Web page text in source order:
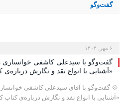
گفت‌وگو
۶ مهر, ۱۴۰۴
گفت‌وگو با سیدعلی کاشفی خوانساری
«آشنایی با انواع نقد و نگارش
💠 گفت‌و‌گو با آقای سیدعلی کاشفی
«آشنایی با انواع نقد و نگارش درباره‌ی کتاب